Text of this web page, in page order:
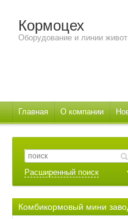
Кормоцех
Оборудование и линии
Главная О компании
Расширенный поиск
Комбикормовый мини